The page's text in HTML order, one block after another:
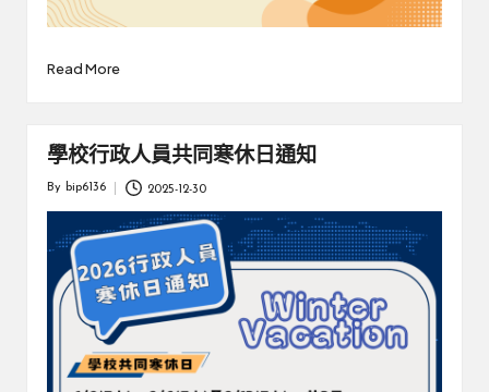
Read More
學校行政人員共同寒休日通知
Posted
By bip6136 2025-12-30